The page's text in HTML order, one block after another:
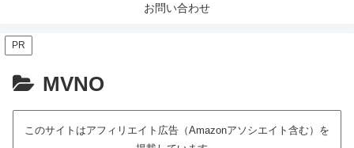
お問い合わせ
PR
MVNO
このサイトはアフィリエイト広告（Amazonアソシエイト含む）を